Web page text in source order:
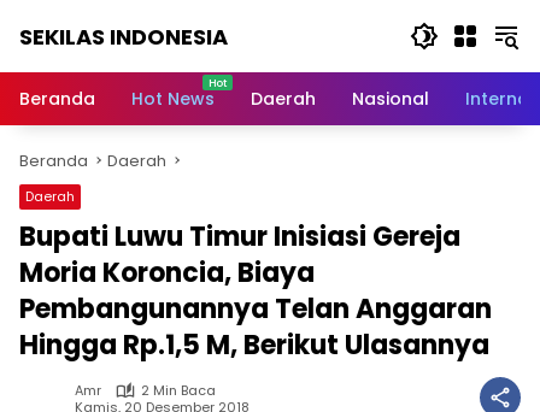
SEKILAS INDONESIA
Terkini,
Latest
World,
Headlines,
News
Today
Beranda Hot News Daerah Nasional
Beranda Daerah
Daerah
Bupati Luwu Timur Inisiasi Gereja
Moria Koroncia, Biaya
Pembangunannya Telan Anggaran
Hingga Rp.1,5 M, Berikut Ulasannya
Amr
2 Min Baca
Kamis, 20 Desember 2018